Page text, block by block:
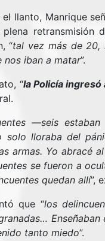
llanto, Manrique
plena
“tal vez más de 20,
nos iban a matar”.
“la Policía
—seis
solo lloraba del
armas. Yo abracé
se fueron a
quedan allí”,
que “los
tanto miedo”.